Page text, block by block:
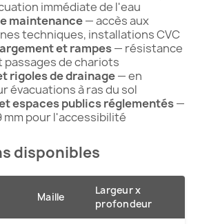
immédiate de l'eau
maintenance— accès aux
techniques, installations CVC
et rampes— résistance
passages de chariots
rigoles de drainage— en
évacuations à ras du sol
espaces publics réglementés—
mm pour l'accessibilité
disponibles
Maille
Largeur x
profondeur